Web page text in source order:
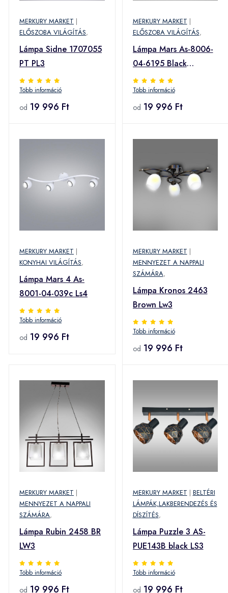
MERKURY MARKET |
ELŐSZOBA VILÁGÍTÁS,
Lámpa Sidne 1707055
PT PL3
Több információ
od 19 996 Ft
MERKURY MARKET |
ELŐSZOBA VILÁGÍTÁS,
Lámpa Mars As-8006-
04-6195 Black
Chrome Ls4
Több információ
od 19 996 Ft
MERKURY MARKET |
KONYHAI VILÁGÍTÁS,
Lámpa Mars 4 As-
8001-04-039c Ls4
Több információ
od 19 996 Ft
MERKURY MARKET |
MENNYEZET A NAPPALI
SZÁMÁRA,
Lámpa Kronos 2463
Brown Lw3
Több információ
od 19 996 Ft
MERKURY MARKET |
MENNYEZET A NAPPALI
SZÁMÁRA,
Lámpa Rubin 2458 BR
LW3
Több információ
od 19 996 Ft
MERKURY MARKET | BELTÉRI
LÁMPÁK,LAKBERENDEZÉS ÉS
DÍSZÍTÉS,
Lámpa Puzzle 3 AS-
PUE143B black LS3
Több információ
od 19 996 Ft